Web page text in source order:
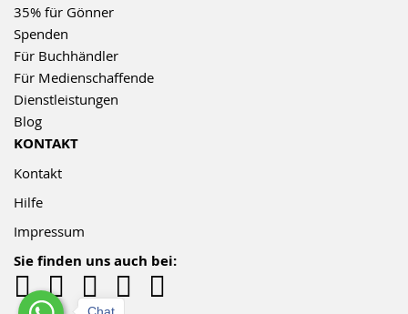
35% für Gönner
Spenden
Für Buchhändler
Für Medienschaffende
Dienstleistungen
Blog
KONTAKT
Kontakt
Hilfe
Impressum
Sie finden uns auch bei: